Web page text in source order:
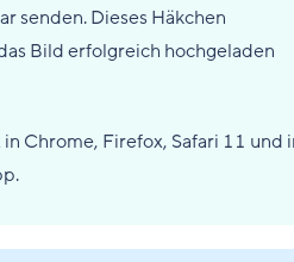
senden. Dieses Häkchen
Bild erfolgreich hochgeladen
Chrome, Firefox, Safari 11 und